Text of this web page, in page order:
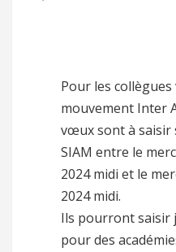
Pour les
mouvement Inter
vœux sont à saisir
SIAM entre le
2024 midi et le
2024 midi.
Ils pourront saisir
pour des